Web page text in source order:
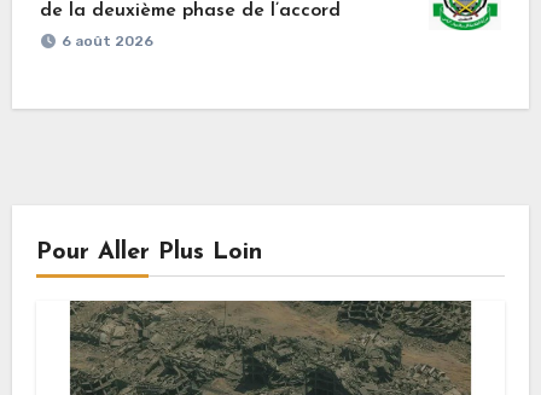
de la deuxième phase de l’accord
6 août 2026
Pour Aller Plus Loin